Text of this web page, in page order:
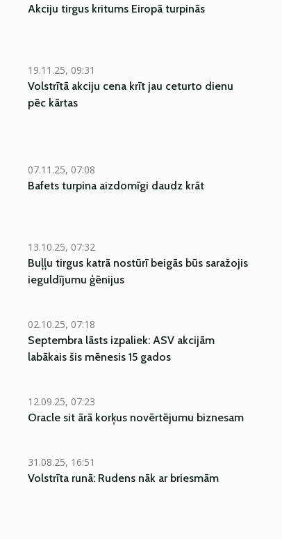
Akciju tirgus kritums Eiropā turpinās
19.11.25, 09:31
Volstrītā akciju cena krīt jau ceturto dienu
pēc kārtas
07.11.25, 07:08
Bafets turpina aizdomīgi daudz krāt
13.10.25, 07:32
Buļļu tirgus katrā nostūrī beigās būs saražojis
ieguldījumu ģēnijus
02.10.25, 07:18
Septembra lāsts izpaliek: ASV akcijām
labākais šis mēnesis 15 gados
12.09.25, 07:23
Oracle sit ārā korķus novērtējumu biznesam
31.08.25, 16:51
Volstrīta runā: Rudens nāk ar briesmām